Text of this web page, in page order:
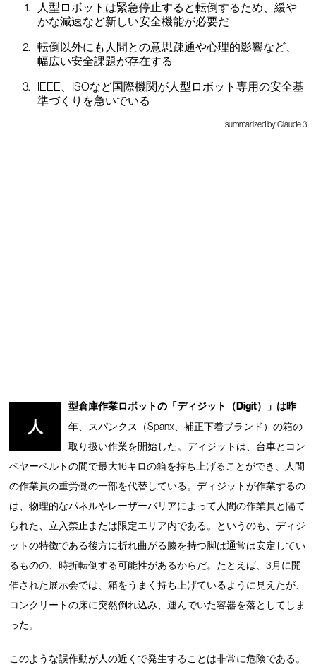
人型ロボットは緊急停止すると転倒するため、緩や
かな減速など新しい安全機能が必要だ
転倒以外にも人間との意思疎通や心理的影響など、
幅広い安全課題が存在する
IEEE、ISOなど国際機関が人型ロボット専用の安全基
準づくりを急いでいる
summarized by Claude 3
人
型倉庫作業ロボットの「ディジット（Digit）」は昨
年、スパンクス（Spanx、補正下着ブランド）の箱の
取り扱い作業を開始した。ディジットは、台車とコン
ベヤーベルトの間で最大16キロの箱を持ち上げることができ、人間
の作業員の重労働の一部を代替している。ディジットが作業するの
は、物理的なパネルやレーザーバリアによって人間の作業員と隔て
られた、立入禁止または限定エリア内である。というのも、ディジ
ットの特徴である後方に折れ曲がる膝を持つ脚は通常は安定してい
るものの、時折転倒する可能性があるからだ。たとえば、3月に開
催された展示会では、箱をうまく持ち上げているように見えたが、
コンクリートの床に突然倒れ込み、運んでいた容器を落としてしま
った。
このような誤作動が人の近くで発生することは非常に危険である。